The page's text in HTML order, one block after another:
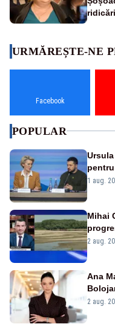
URMĂREȘTE-NE
Facebook
POPULAR
1 aug.
Mihai
2 aug.
Ana
2 aug.